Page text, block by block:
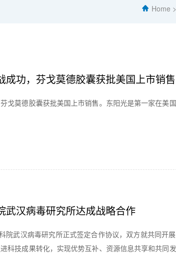
Home
成功，芬戈莫德胶囊获批美国上市销售
戈莫德胶囊获批美国上市销售。东阳光是第一家在美
武汉病毒研究所达成战略合作
院武汉病毒研究所正式签定合作协议，双方就共同开
科技成果转化，实现优势互补、资源信息共享和共同